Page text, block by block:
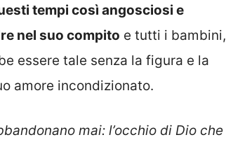
tempi così angosciosi e
nel suo compito e tutti i bambini,
essere tale senza la figura e la
amore incondizionato.
mai: l’occhio di Dio che